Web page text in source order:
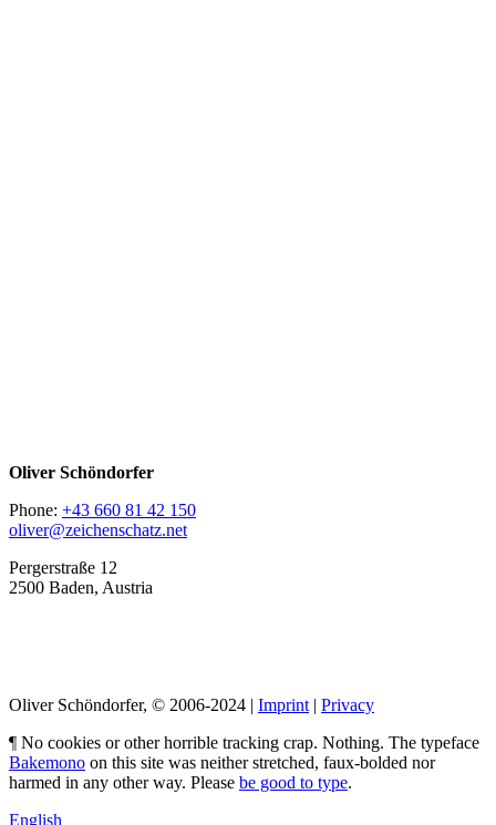
Oliver Schöndorfer
Phone: +43 660 81 42 150
oliver@zeichenschatz.net
Pergerstraße 12
2500 Baden, Austria
Oliver Schöndorfer, © 2006-2024 | Imprint | Privacy
¶ No cookies or other horrible tracking crap. Nothing. The typeface
Bakemono on this site was neither stretched, faux-bolded nor
harmed in any other way. Please be good to type.
English